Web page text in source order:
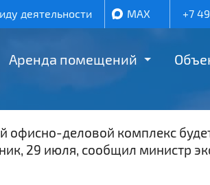
деятельности MAX +7
Аренда помещений
деловой комплекс
29 июля, сообщил министр